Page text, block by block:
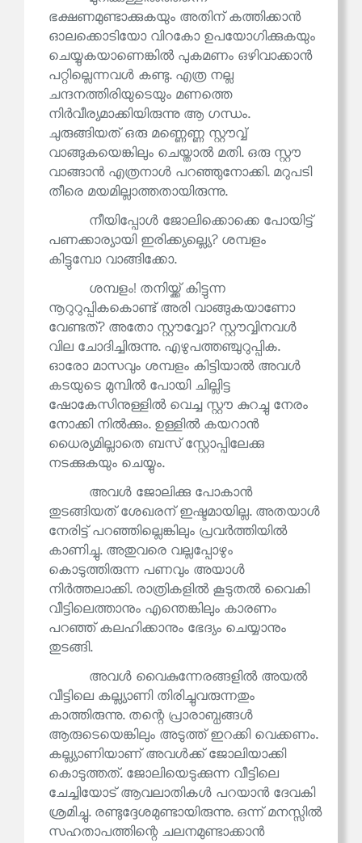
ഭക്ഷണമുണ്ടാക്കുകയും അതിന് കത്തിക്കാൻ
ഓലക്കൊടിയോ വിറകോ ഉപയോഗിക്കുകയും
ചെയ്യുകയാണെങ്കിൽ പുകമണം ഒഴിവാക്കാൻ
പറ്റില്ലെന്നവൾ കണ്ടു. എത്ര നല്ല
ചന്ദനത്തിരിയുടെയും മണത്തെ
നിർവീര്യമാക്കിയിരുന്നു ആ ഗന്ധം.
ചുരുങ്ങിയത് ഒരു മണ്ണെണ്ണ സ്റ്റൗവ്വ്
വാങ്ങുകയെങ്കിലും ചെയ്താൽ മതി. ഒരു സ്റ്റൗ
വാങ്ങാൻ എത്രനാൾ പറഞ്ഞുനോക്കി. മറുപടി
തീരെ മയമില്ലാത്തതായിരുന്നു.
നീയിപ്പോൾ ജോലിക്കൊക്കെ പോയിട്ട്
പണക്കാര്യായി ഇരിക്ക്യല്ല്യെ? ശമ്പളം
കിട്ടുമ്പോ വാങ്ങിക്കോ.
ശമ്പളം! തനിയ്ക്ക് കിട്ടുന്ന
നൂറുറുപ്പികകൊണ്ട് അരി വാങ്ങുകയാണോ
വേണ്ടത്? അതോ സ്റ്റൗവ്വോ? സ്റ്റൗവ്വിനവൾ
വില ചോദിച്ചിരുന്നു. എഴുപത്തഞ്ചുറുപ്പിക.
ഓരോ മാസവും ശമ്പളം കിട്ടിയാൽ അവൾ
കടയുടെ മുമ്പിൽ പോയി ചില്ലിട്ട
ഷോകേസിനുള്ളിൽ വെച്ച സ്റ്റൗ കുറച്ചു നേരം
നോക്കി നിൽക്കും. ഉള്ളിൽ കയറാൻ
ധൈര്യമില്ലാതെ ബസ് സ്റ്റോപ്പിലേക്കു
നടക്കുകയും ചെയ്യും.
അവൾ ജോലിക്കു പോകാൻ
തുടങ്ങിയത് ശേഖരന് ഇഷ്ടമായില്ല. അതയാൾ
നേരിട്ട് പറഞ്ഞില്ലെങ്കിലും പ്രവർത്തിയിൽ
കാണിച്ചു. അതുവരെ വല്ലപ്പോഴും
കൊടുത്തിരുന്ന പണവും അയാൾ
നിർത്തലാക്കി. രാത്രികളിൽ കൂടുതൽ വൈകി
വീട്ടിലെത്താനും എന്തെങ്കിലും കാരണം
പറഞ്ഞ് കലഹിക്കാനും ഭേദ്യം ചെയ്യാനും
തുടങ്ങി.
അവൾ വൈകുന്നേരങ്ങളിൽ അയൽ
വീട്ടിലെ കല്ല്യാണി തിരിച്ചുവരുന്നതും
കാത്തിരുന്നു. തന്റെ പ്രാരാബ്ധങ്ങൾ
ആരുടെയെങ്കിലും അടുത്ത് ഇറക്കി വെക്കണം.
കല്ല്യാണിയാണ് അവൾക്ക് ജോലിയാക്കി
കൊടുത്തത്. ജോലിയെടുക്കുന്ന വീട്ടിലെ
ചേച്ചിയോട് ആവലാതികൾ പറയാൻ ദേവകി
ശ്രമിച്ചു. രണ്ടുദ്ദേശമുണ്ടായിരുന്നു. ഒന്ന് മനസ്സിൽ
സഹതാപത്തിന്റെ ചലനമുണ്ടാക്കാൻ